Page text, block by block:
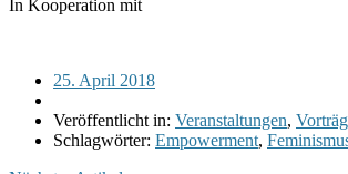
In Kooperation mit
25. April 2018
Veröffentlicht in: Veranstaltungen,
Schlagwörter: Empowerment,